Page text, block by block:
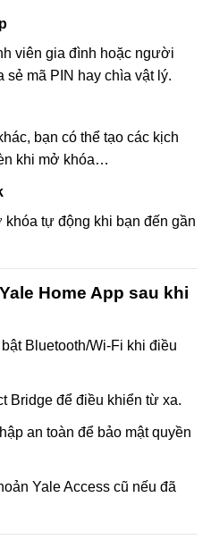
viên gia đình hoặc người
sẻ mã PIN hay chìa vật lý.
bạn có thể tạo các kịch
khi mở khóa…
khóa tự động khi bạn đến gần
Home App sau khi
Bluetooth/Wi-Fi khi điều
Bridge để điều khiển từ xa.
an toàn để bảo mật quyền
Yale Access cũ nếu đã